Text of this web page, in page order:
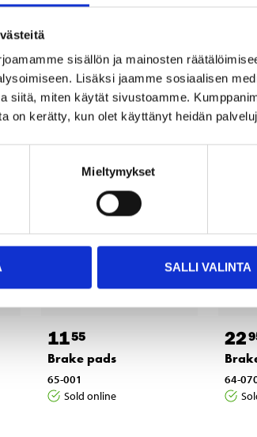
sisällön ja mainosten
Lisäksi jaamme sosiaalisen
siitä, miten käytät sivustoamme.
on kerätty, kun olet käyttänyt heidän
Mieltymykset
SALLI VALINTA
Other customers
1155
Brake pads
65-001
Sold online
22
64-